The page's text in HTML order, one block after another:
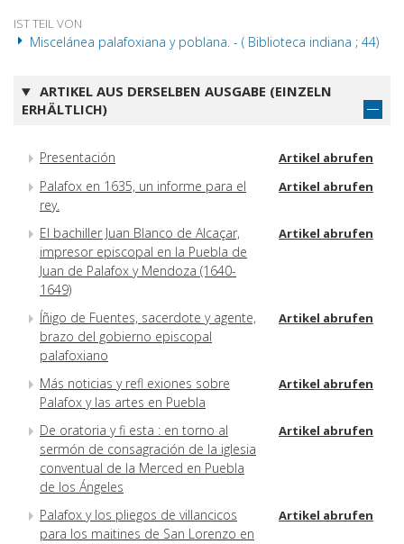
IST TEIL VON
Miscelánea palafoxiana y poblana. - ( Biblioteca indiana ; 44)
ARTIKEL AUS DERSELBEN AUSGABE (EINZELN
ERHÄLTLICH)
Presentación Artikel abrufen
Palafox en 1635, un informe para el
rey.
Artikel abrufen
El bachiller Juan Blanco de Alcaçar,
impresor episcopal en la Puebla de
Juan de Palafox y Mendoza (1640-
1649)
Artikel abrufen
Íñigo de Fuentes, sacerdote y agente,
brazo del gobierno episcopal
palafoxiano
Artikel abrufen
Más noticias y refl exiones sobre
Palafox y las artes en Puebla
Artikel abrufen
De oratoria y fi esta : en torno al
sermón de consagración de la iglesia
conventual de la Merced en Puebla
de los Ángeles
Artikel abrufen
Palafox y los pliegos de villancicos
para los maitines de San Lorenzo en
Artikel abrufen